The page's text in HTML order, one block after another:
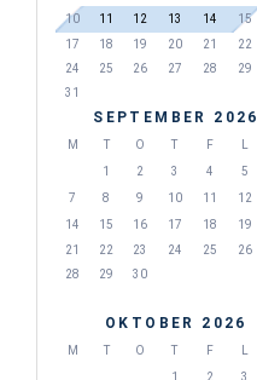
10
11 12 13 14 15
17
18 19 20 21 22
24
25 26 27 28 29
31
SEPTEMBER 2026
M T O T F
1
2 3 4 5
7
8 9 10 11 12
14
15 16 17 18 19
21
22 23 24 25 26
28
29 30
OKTOBER 2026
M T O T F
1
2 3